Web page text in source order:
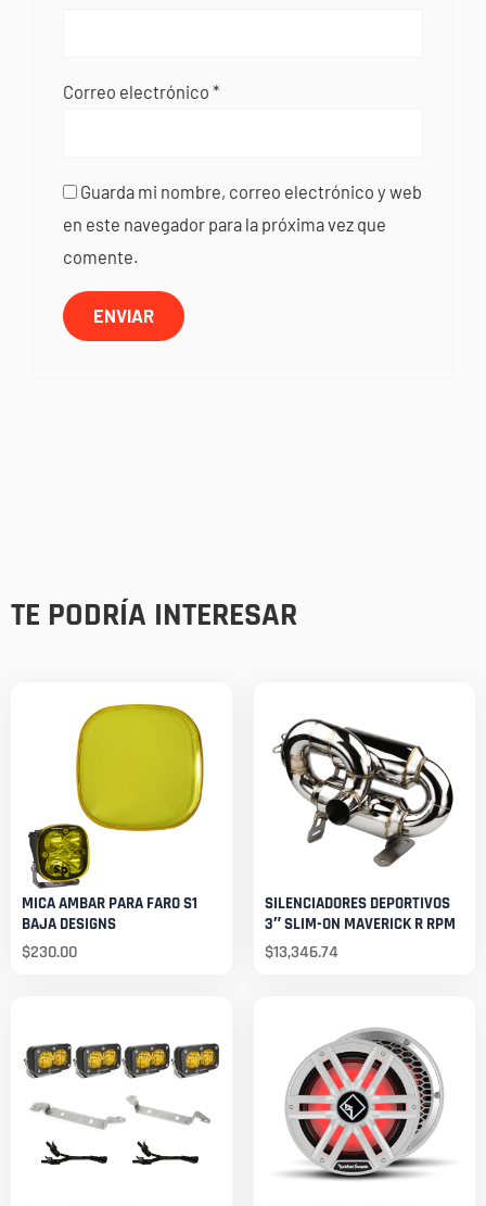
Correo electrónico*
Guarda mi nombre, correo electrónico y web
en este navegador para la próxima vez que
comente.
TE PODRÍA INTERESAR
MICA AMBAR PARA FARO S1
BAJA DESIGNS
$230.00
SILENCIADORES DEPORTIVOS
3″ SLIM-ON MAVERICK R RPM
$13,346.74